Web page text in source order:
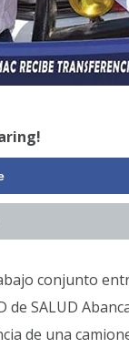
conjunto
de SALUD
de una